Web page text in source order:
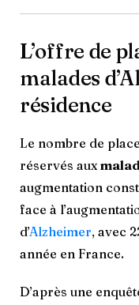
L’offre de
malades
résidence
Le nombre de
réservés aux
augmentation
face à
d’Alzheimer, avec
année en France.
D’après une